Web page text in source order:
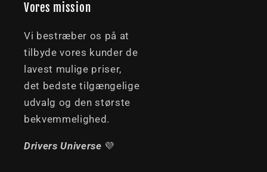
Vores mission
Vi bestræber os på at
tilbyde vores kunder de
lavest mulige priser,
det bedste tilgængelige
udvalg og den største
bekvemmelighed.
Drivers Universe 💜